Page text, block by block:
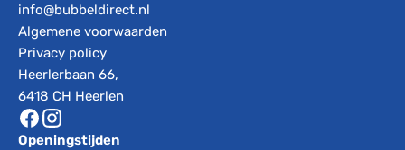
info@bubbeldirect.nl
Algemene voorwaarden
Privacy policy
Heerlerbaan 66,
6418 CH Heerlen
Openingstijden